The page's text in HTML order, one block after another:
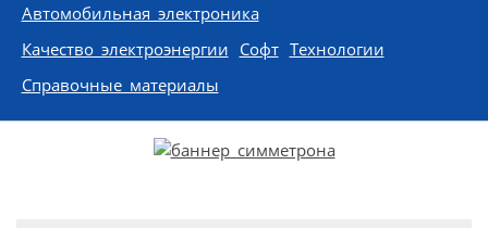
Автомобильная электроника
Качество электроэнергии Софт Технологии
Справочные материалы